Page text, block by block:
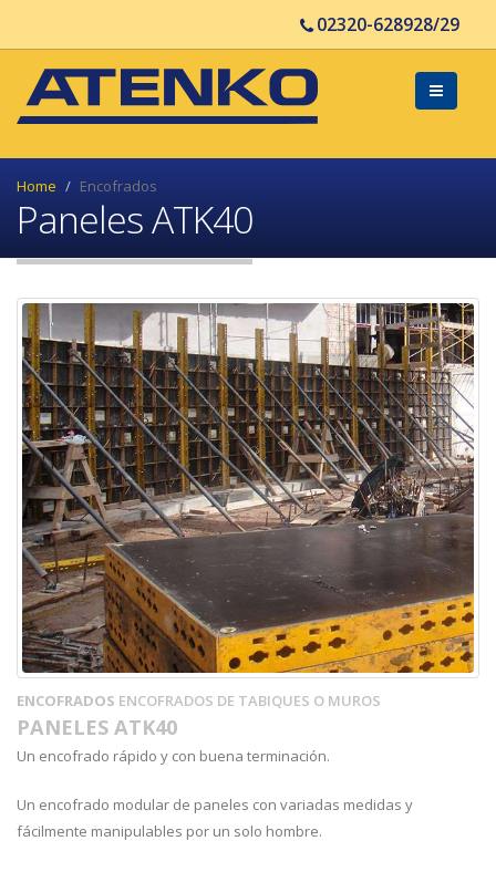
02320-628928/29
Home Encofrados
Paneles ATK40
ENCOFRADOS ENCOFRADOS DE TABIQUES O MUROS
PANELES ATK40
Un encofrado rápido y con buena terminación.
Un encofrado modular de paneles con variadas medidas y
fácilmente manipulables por un solo hombre.